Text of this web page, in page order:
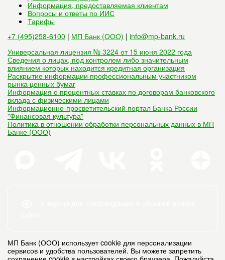
Информация, предоставляемая клиентам
Вопросы и ответы по ИИС
Тарифы
+7 (495)258-6100 | МП Банк (ООО) | info@mp-bank.ru
Универсальная лицензия № 3224 от 15 июня 2022 года
Сведения о лицах, под контролем либо значительным
влиянием которых находится кредитная организация
Раскрытие информации профессиональным участником
рынка ценных бумаг
Информация о процентных ставках по договорам банковского
вклада с физическими лицами
Информационно-просветительский портал Банка России
"Финансовая культура"
Политика в отношении обработки персональных данных в МП
Банке (ООО)
МП Банк (ООО) использует cookie для персонализации
сервисов и удобства пользователей. Вы можете запретить